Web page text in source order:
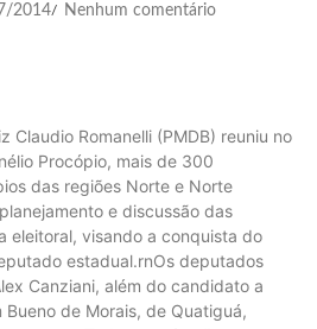
2014/ Nenhum comentário
Claudio Romanelli (PMDB) reuniu no
Procópio, mais de 300
das regiões Norte e Norte
e discussão das
eleitoral, visando a conquista do
estadual.rnOs deputados
Canziani, além do candidato a
de Morais, de Quatiguá,